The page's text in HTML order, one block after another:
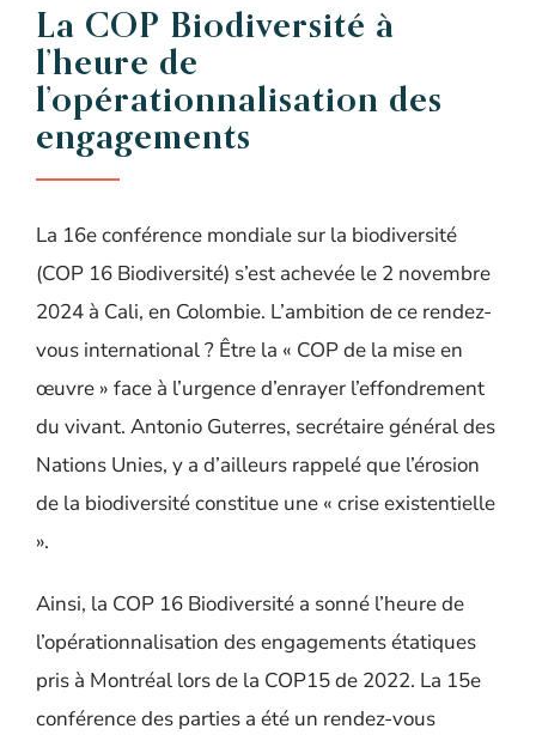
La COP Biodiversité à
l’heure de
l’opérationnalisation des
engagements
La 16e conférence mondiale sur la biodiversité
(COP 16 Biodiversité) s’est achevée le 2 novembre
2024 à Cali, en Colombie. L’ambition de ce rendez-
vous international ? Être la « COP de la mise en
œuvre » face à l’urgence d’enrayer l’effondrement
du vivant. Antonio Guterres, secrétaire général des
Nations Unies, y a d’ailleurs rappelé que l’érosion
de la biodiversité constitue une « crise existentielle
».
Ainsi, la COP 16 Biodiversité a sonné l’heure de
l’opérationnalisation des engagements étatiques
pris à Montréal lors de la COP15 de 2022. La 15e
conférence des parties a été un rendez-vous